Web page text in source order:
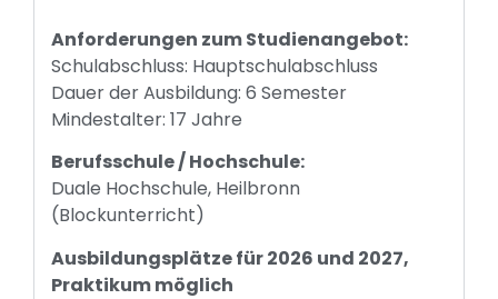
Anforderungen zum Studienangebot:
Schulabschluss: Hauptschulabschluss
Dauer der Ausbildung: 6 Semester
Mindestalter: 17 Jahre
Berufsschule / Hochschule:
Duale Hochschule, Heilbronn
(Blockunterricht)
Ausbildungsplätze für 2026 und 2027,
Praktikum möglich